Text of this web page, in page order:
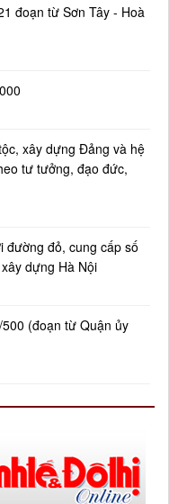
học vụ số"
NQ-HĐND ngày
phố.
đoạn từ Sơn Tây - Hoà
xây dựng Đảng và hệ
tư tưởng, đạo đức,
đường đỏ, cung cấp số
dựng Hà Nội
(đoạn từ Quận ủy